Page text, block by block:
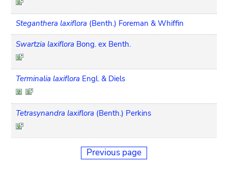
Steganthera laxiflora (Benth.) Foreman & Whiffin
Swartzia laxiflora Bong. ex Benth.
Terminalia laxiflora Engl. & Diels
Tetrasynandra laxiflora (Benth.) Perkins
Previous page